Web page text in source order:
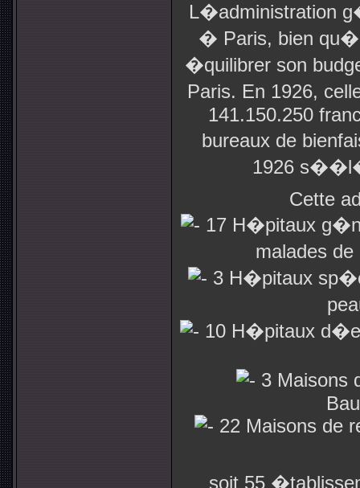
L�administration
� Paris, bien
�quilibrer son
Paris. En 1926,
141.150.250
bureaux de
1926
Cette
17 H�pitaux
malades
3 H�pitaux
10 H�pitaux
3 Maisons
22 Maisons de
soit 55